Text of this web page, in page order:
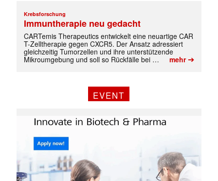
Krebsforschung
Immuntherapie neu gedacht
CARTemis Therapeutics entwickelt eine neuartige CAR
T-Zelltherapie gegen CXCR5. Der Ansatz adressiert
gleichzeitig Tumorzellen und ihre unterstützende
Mikroumgebung und soll so Rückfälle bei …
mehr➔
EVENT